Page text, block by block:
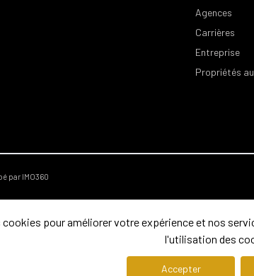
Agences
Carrières
Entreprise
Propriétés
par IMO360
pour améliorer votre expérience et nos
l'utilisation des
Accepter